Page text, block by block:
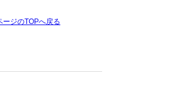
ジのTOPへ戻る